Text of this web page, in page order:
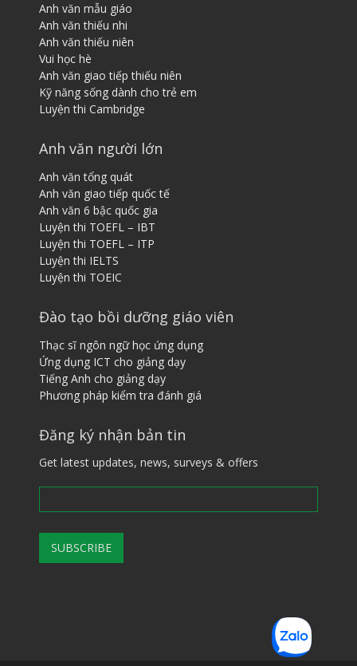
Anh văn mẫu giáo
Anh văn thiếu nhi
Anh văn thiếu niên
Vui học hè
Anh văn giao tiếp thiếu niên
Kỹ năng sống dành cho trẻ em
Luyện thi Cambridge
Anh văn người lớn
Anh văn tổng quát
Anh văn giao tiếp quốc tế
Anh văn 6 bậc quốc gia
Luyện thi TOEFL – IBT
Luyện thi TOEFL – ITP
Luyện thi IELTS
Luyện thi TOEIC
Đào tạo bồi dưỡng giáo viên
Thạc sĩ ngôn ngữ học ứng dụng
Ứng dụng ICT cho giảng dạy
Tiếng ​A​nh cho giảng dạy
Phương pháp kiểm tra đánh giá
Đăng ký nhận bản tin
Get latest updates, news, surveys & offers